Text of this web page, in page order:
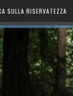
SULLA RISERVATEZZA